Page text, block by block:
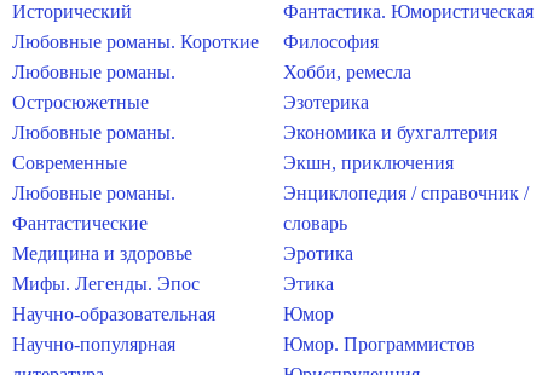
Исторический
Любовные романы. Короткие
Любовные романы.
Остросюжетные
Любовные романы.
Современные
Любовные романы.
Фантастические
Медицина и здоровье
Мифы. Легенды. Эпос
Научно-образовательная
Научно-популярная
Фантастика. Юмористическая
Философия
Хобби, ремесла
Эзотерика
Экономика и бухгалтерия
Экшн, приключения
Энциклопедия / справочник /
словарь
Эротика
Этика
Юмор
Юмор. Программистов